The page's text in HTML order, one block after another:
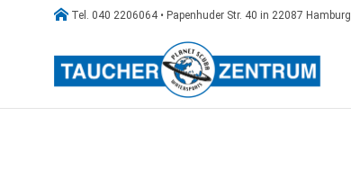
 Tel. 040 2206064 • Papenhuder Str. 40 in 22087 Hamburg